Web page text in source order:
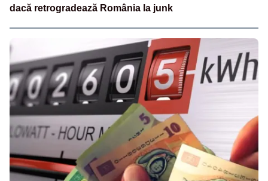
dacă retrogradează România la junk